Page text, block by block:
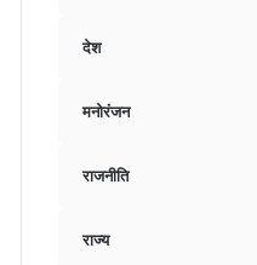
देश
मनोरंजन
राजनीति
राज्य